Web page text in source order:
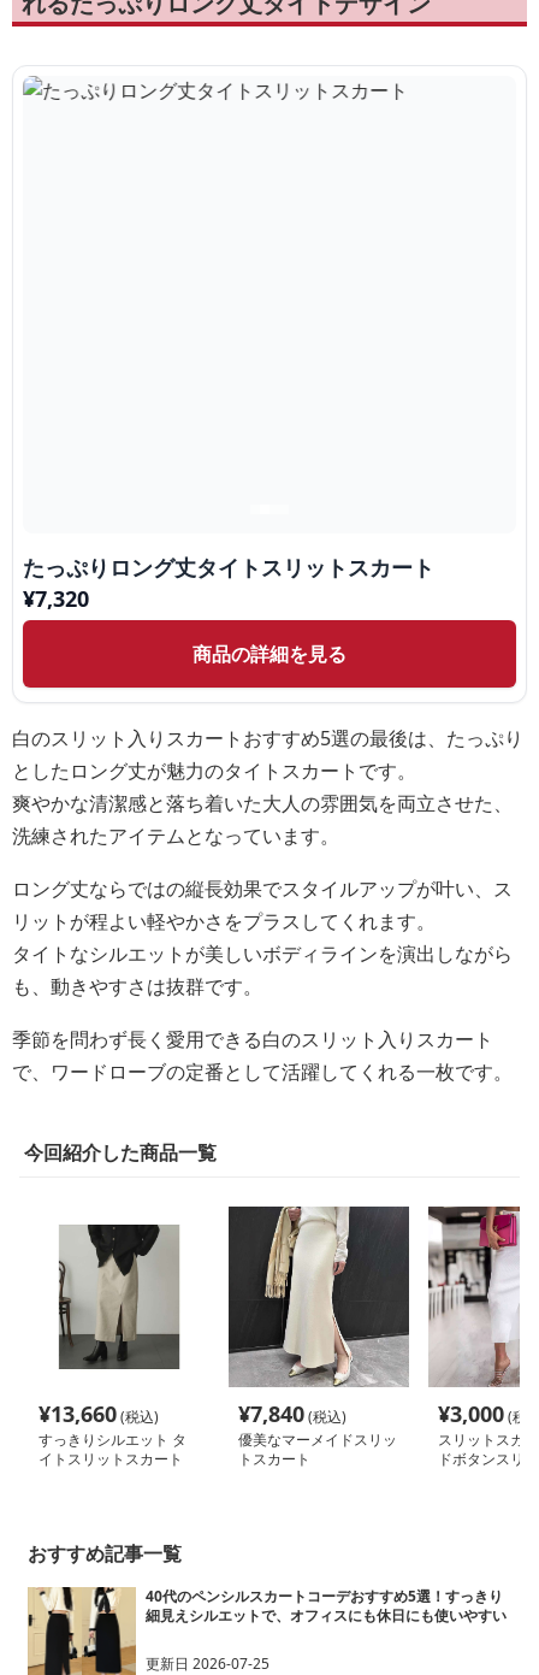
たっぷりロング丈タイトスリットスカート
¥7,320
商品の詳細を見る
白のスリット入りスカートおすすめ5選の最後は、たっぷり
としたロング丈が魅力のタイトスカートです。
爽やかな清潔感と落ち着いた大人の雰囲気を両立させた、
洗練されたアイテムとなっています。
ロング丈ならではの縦長効果でスタイルアップが叶い、ス
リットが程よい軽やかさをプラスしてくれます。
タイトなシルエットが美しいボディラインを演出しながら
も、動きやすさは抜群です。
季節を問わず長く愛用できる白のスリット入りスカート
で、ワードローブの定番として活躍してくれる一枚です。
今回紹介した商品一覧
¥13,660(税込)
すっきりシルエット タ
イトスリットスカート
¥7,840(税込)
優美なマーメイドスリッ
トスカート
¥3,000(税
スリットスカ
ドボタンスリ
おすすめ記事一覧
40代のペンシルスカートコーデおすすめ5選！すっきり
細見えシルエットで、オフィスにも休日にも使いやすい
更新日 2026-07-25